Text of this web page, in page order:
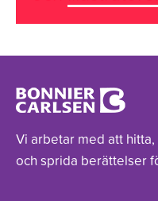
Vi arbetar med att
och sprida berättelser